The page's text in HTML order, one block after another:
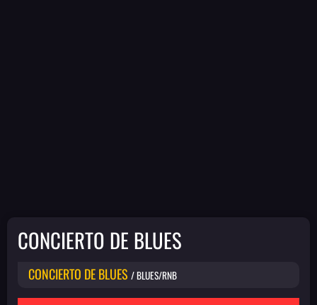
CONCIERTO DE BLUES
CONCIERTO DE BLUES / BLUES/RNB